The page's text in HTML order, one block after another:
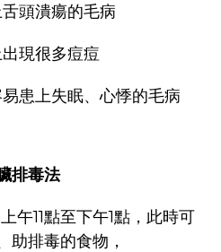
頭潰瘍的毛病
現很多痘痘
患上失眠、心悸的毛病
排毒法
午11點至下午1點，此時可
助排毒的食物，